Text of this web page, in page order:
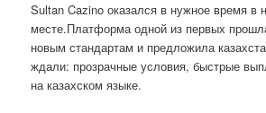
Sultan Cazino оказался в нужное время в
месте.Платформа одной из первых
новым стандартам и предложила
ждали: прозрачные условия, быстрые
на казахском языке.